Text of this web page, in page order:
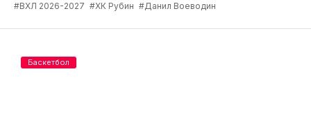
#ВХЛ 2026-2027 #ХК Рубин #Данил Воеводин
Баскетбол